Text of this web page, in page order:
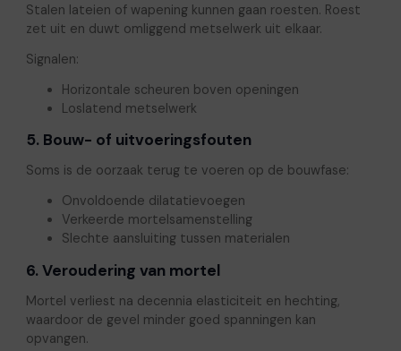
Stalen lateien of wapening kunnen gaan roesten. Roest
zet uit en duwt omliggend metselwerk uit elkaar.
Signalen:
Horizontale scheuren boven openingen
Loslatend metselwerk
5. Bouw- of uitvoeringsfouten
Soms is de oorzaak terug te voeren op de bouwfase:
Onvoldoende dilatatievoegen
Verkeerde mortelsamenstelling
Slechte aansluiting tussen materialen
6. Veroudering van mortel
Mortel verliest na decennia elasticiteit en hechting,
waardoor de gevel minder goed spanningen kan
opvangen.